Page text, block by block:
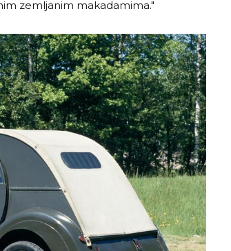
zemljanim makadamima."